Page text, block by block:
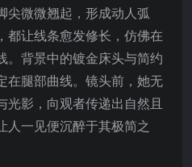
尖微微翘起，形成动人弧
都让线条愈发修长，仿佛在
。背景中的镀金床头与简约
在腿部曲线。镜头前，她无
光影，向观者传递出自然且
人一见便沉醉于其极简之